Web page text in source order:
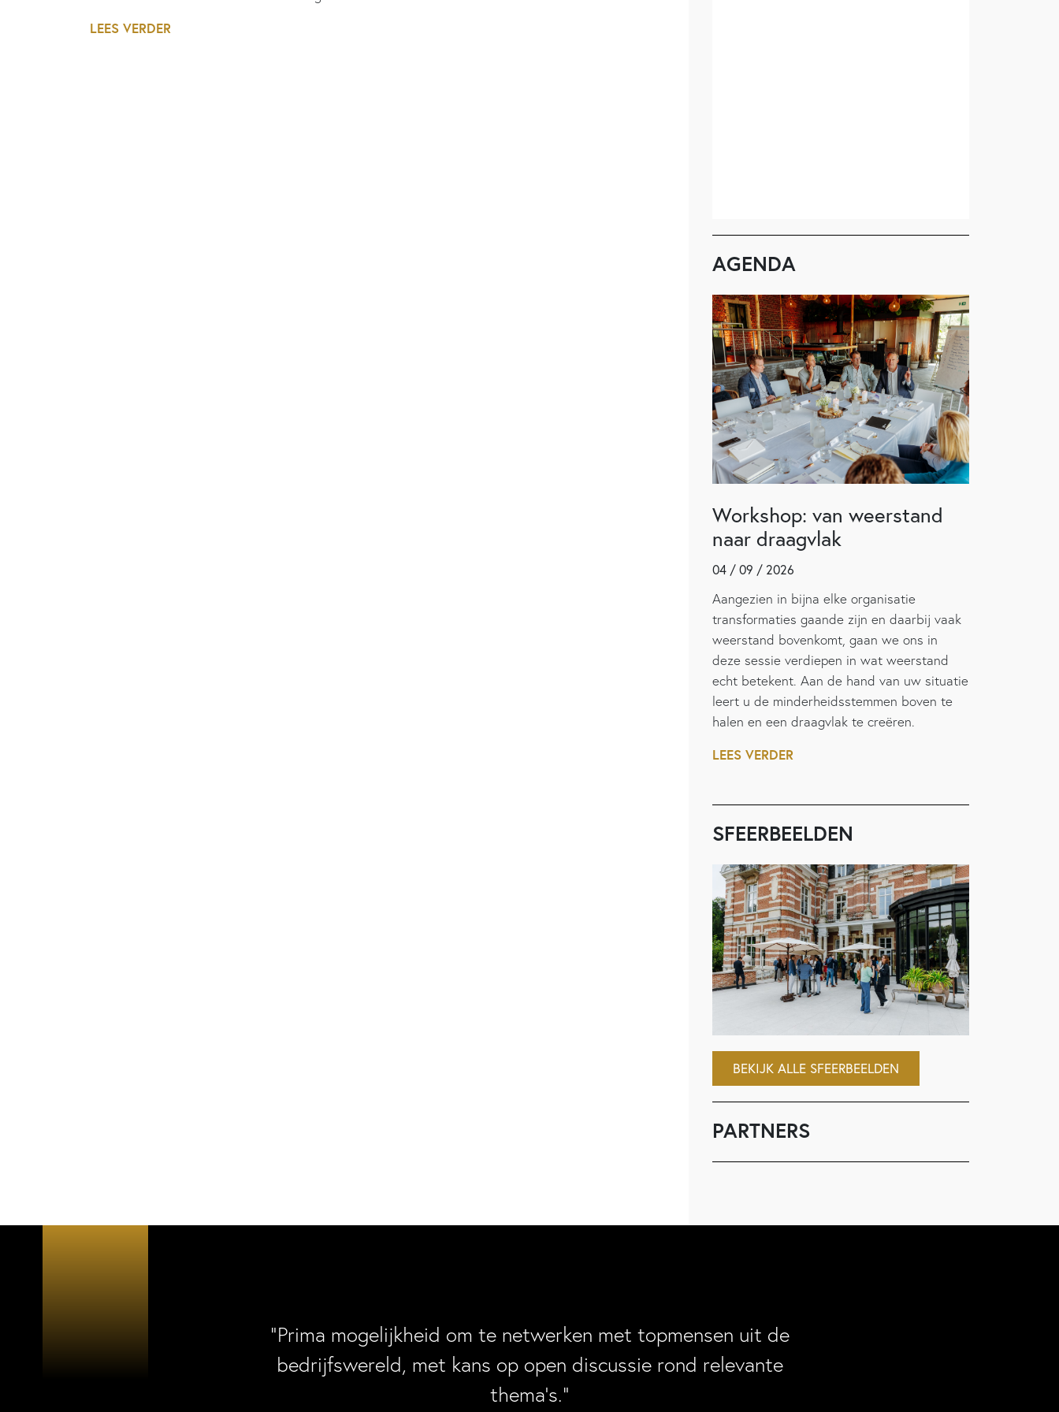
LEES VERDER
AGENDA
Workshop: van weerstand
naar draagvlak
04 / 09 / 2026
Aangezien in bijna elke organisatie
transformaties gaande zijn en daarbij vaak
weerstand bovenkomt, gaan we ons in
deze sessie verdiepen in wat weerstand
echt betekent. Aan de hand van uw situatie
leert u de minderheidsstemmen boven te
halen en een draagvlak te creëren.
LEES VERDER
SFEERBEELDEN
BEKIJK ALLE SFEERBEELDEN
PARTNERS
“Prima mogelijkheid om te netwerken met topmensen uit de
bedrijfswereld, met kans op open discussie rond relevante
thema’s.”